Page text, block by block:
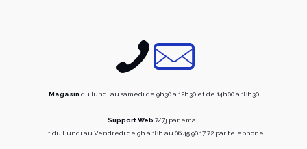
Magasin du lundi au samedi de 9h30 à 12h30 et de 14h00 à 18h30
Support Web 7/7j par email
Et du Lundi au Vendredi de 9h à 18h au 06 45 90 17 72 par téléphone